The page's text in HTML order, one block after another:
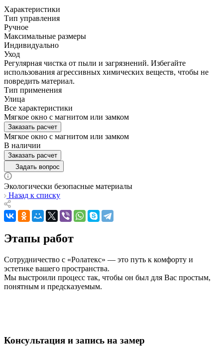
Характеристики
Тип управления
Ручное
Максимальные размеры
Индивидуально
Уход
Регулярная чистка от пыли и загрязнений. Избегайте
использования агрессивных химических веществ, чтобы не
повредить материал.
Тип применения
Улица
Все характеристики
Мягкое окно с магнитом или замком
Заказать расчет
Мягкое окно с магнитом или замком
В наличии
Заказать расчет
Задать вопрос
Экологически безопасные материалы
Назад к списку
Этапы работ
Сотрудничество с «Ролатекс» — это путь к комфорту и
эстетике вашего пространства.
Мы выстроили процесс так, чтобы он был для Вас простым,
понятным и предсказуемым.
Консультация и запись на замер